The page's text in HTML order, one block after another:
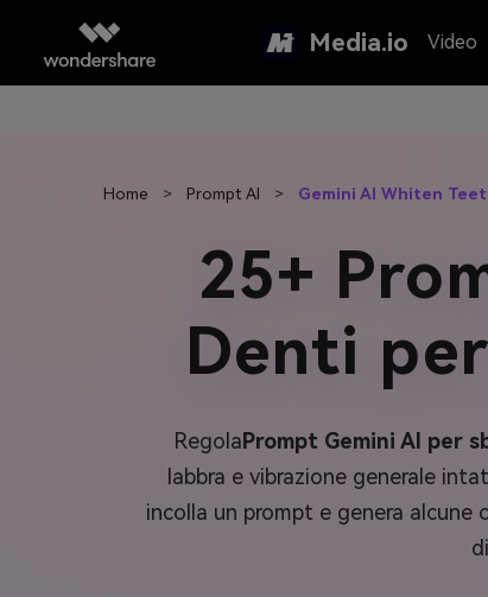
Media.io Video
Home > Prompt AI > Gemini AI Whiten
25+
Denti
RegolaPrompt Gemini AI per
labbra e vibrazione generale
incolla un prompt e genera